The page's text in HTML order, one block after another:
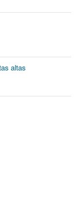
altas